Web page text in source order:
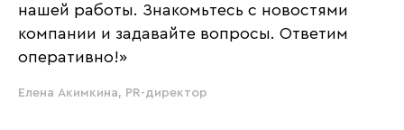
нашей работы. Знакомьтесь с новостями
компании и задавайте вопросы. Ответим
оперативно!»
Елена Акимкина, PR-директор